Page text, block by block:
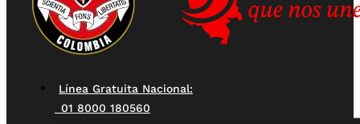
Línea Gratuita Nacional:
01 8000 180560